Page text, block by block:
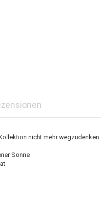
nicht mehr wegzudenken.
Sonne